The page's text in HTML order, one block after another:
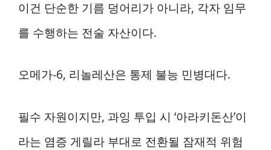
이건 단순한 기름 덩어리가 아니라, 각자 임무
를 수행하는 전술 자산이다.
오메가-6, 리놀레산은 통제 불능 민병대다.
필수 자원이지만, 과잉 투입 시 ‘아라키돈산’이
라는 염증 게릴라 부대로 전환될 잠재적 위험